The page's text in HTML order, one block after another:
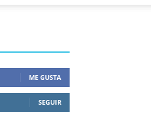
ME GUSTA
SEGUIR